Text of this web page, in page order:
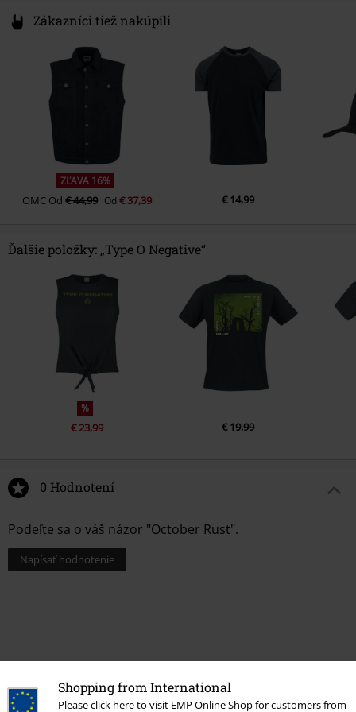
Shopping from International
Please click here to visit EMP Online Shop for customers from
Zákazníci tiež nakúpili
ZĽAVA 16%
OMC Od€ 44,99 Od€ 37,39 € 14,99
Ďalšie položky: „Type O Negative“
%
€ 23,99 € 19,99
0 Hodnotení
Podeľte sa o váš názor "October Rust".
Napísať hodnotenie